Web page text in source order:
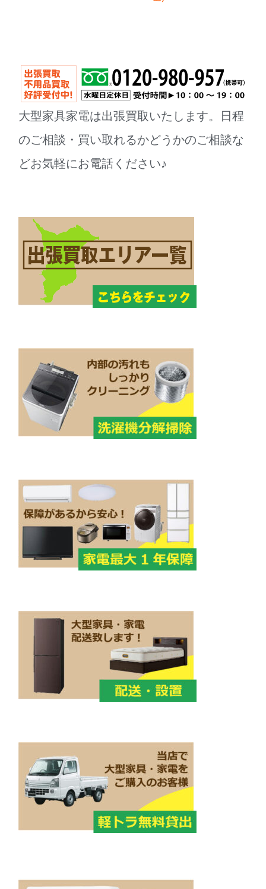
大型家具家電は出張買取いたします。日程
のご相談・買い取れるかどうかのご相談な
どお気軽にお電話ください♪